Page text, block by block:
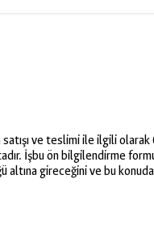
satışı ve teslimi ile ilgili olarak
İşbu ön bilgilendirme
altına gireceğini ve bu